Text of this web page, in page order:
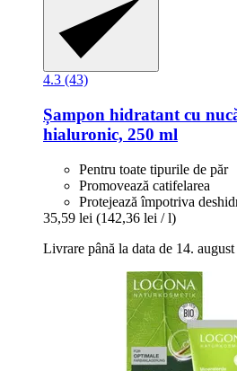
4.3 (43)
Șampon hidratant cu
hialuronic, 250 ml
Pentru toate tipurile de păr
Promovează catifelarea
Protejează împotriva
35,59 lei (142,36 lei / l)
Livrare până la data de 14. august